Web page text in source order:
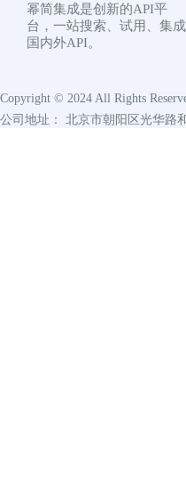
幂简集成是创新的API平
台，一站搜索、试用、集成
国内外API。
Copyright © 2024 All Rights
公司地址： 北京市朝阳区光华路